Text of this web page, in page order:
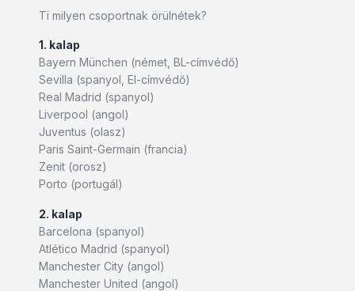
Ti milyen csoportnak örülnétek?
1. kalap
Bayern München (német, BL-címvédő)
Sevilla (spanyol, El-címvédő)
Real Madrid (spanyol)
Liverpool (angol)
Juventus (olasz)
Paris Saint-Germain (francia)
Zenit (orosz)
Porto (portugál)
2. kalap
Barcelona (spanyol)
Atlético Madrid (spanyol)
Manchester City (angol)
Manchester United (angol)